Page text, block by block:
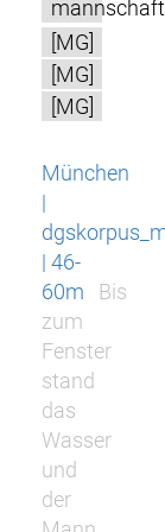
mannschaft
[MG]
[MG]
[MG]
München
|
| 46-
60m
Bis
zum
Fenster
stand
das
Wasser
und
der